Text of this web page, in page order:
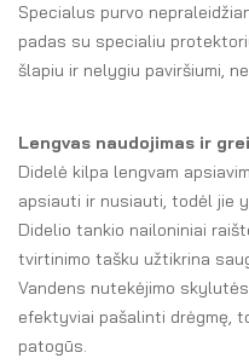
Specialus purvo
padas su specialiu
šlapiu ir nelygiu paviršiumi,
Lengvas naudojimas ir
Didelė kilpa lengvam
apsiauti ir nusiauti, todėl jie
Didelio tankio nailoniniai
tvirtinimo tašku užtikrina
Vandens nutekėjimo
efektyviai pašalinti drėgmę,
patogūs.